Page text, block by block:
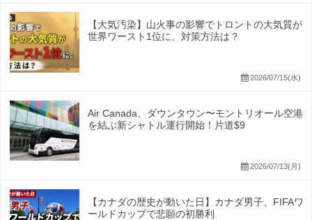
【大気汚染】山火事の影響でトロントの大気質が
世界ワースト1位に。対策方法は？
2026/07/15(水)
Air Canada、ダウンタウン〜モントリオール空港
を結ぶ新シャトル運行開始！片道$9
2026/07/13(月)
【カナダの歴史が動いた日】カナダ男子、FIFAワ
ールドカップで悲願の初勝利